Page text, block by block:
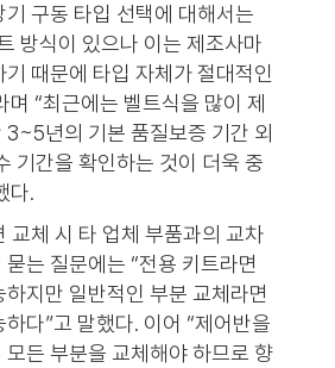
구동 타입 선택에 대해서는
방식이 있으나 이는 제조사마
때문에 타입 자체가 절대적인
며 “최근에는 벨트식을 많이 제
3~5년의 기본 품질보증 기간 외
기간을 확인하는 것이 더욱 중
다.
교체 시 타 업체 부품과의 교차
는 질문에는 “전용 키트라면
지만 일반적인 부분 교체라면
다”고 말했다. 이어 “제어반을
든 부분을 교체해야 하므로 향